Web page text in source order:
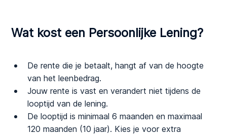
Wat kost een Persoonlijke Lening?
De rente die je betaalt, hangt af van de hoogte
van het leenbedrag.
Jouw rente is vast en verandert niet tijdens de
looptijd van de lening.
De looptijd is minimaal 6 maanden en maximaal
120 maanden (10 jaar). Kies je voor extra